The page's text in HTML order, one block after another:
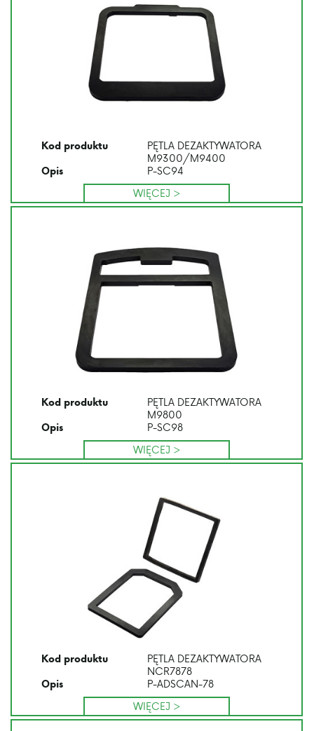
Kod produktu
PĘTLA DEZAKTYWATORA
M9300/M9400
Opis
P-SC94
WIĘCEJ >
Kod produktu
PĘTLA DEZAKTYWATORA
M9800
Opis
P-SC98
WIĘCEJ >
Kod produktu
PĘTLA DEZAKTYWATORA
NCR7878
Opis
P-ADSCAN-78
WIĘCEJ >